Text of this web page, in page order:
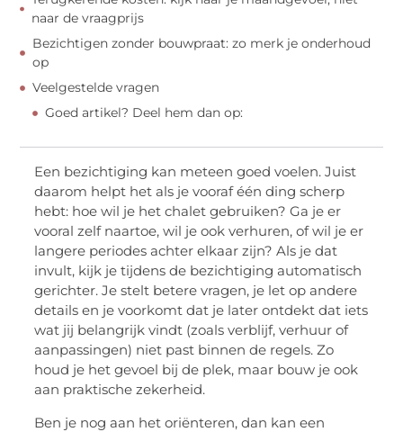
naar de vraagprijs
Bezichtigen zonder bouwpraat: zo merk je onderhoud
op
Veelgestelde vragen
Goed artikel? Deel hem dan op:
Een bezichtiging kan meteen goed voelen. Juist
daarom helpt het als je vooraf één ding scherp
hebt: hoe wil je het chalet gebruiken? Ga je er
vooral zelf naartoe, wil je ook verhuren, of wil je er
langere periodes achter elkaar zijn? Als je dat
invult, kijk je tijdens de bezichtiging automatisch
gerichter. Je stelt betere vragen, je let op andere
details en je voorkomt dat je later ontdekt dat iets
wat jij belangrijk vindt (zoals verblijf, verhuur of
aanpassingen) niet past binnen de regels. Zo
houd je het gevoel bij de plek, maar bouw je ook
aan praktische zekerheid.
Ben je nog aan het oriënteren, dan kan een